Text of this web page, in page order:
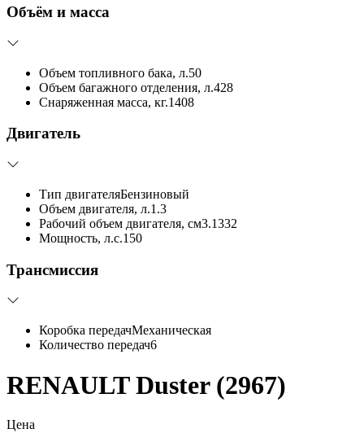
Объём и масса
Объем топливного бака, л.50
Объем багажного отделения, л.428
Снаряженная масса, кг.1408
Двигатель
Тип двигателяБензиновый
Объем двигателя, л.1.3
Рабочий объем двигателя, см3.1332
Мощность, л.с.150
Трансмиссия
Коробка передачМеханическая
Количество передач6
RENAULT Duster (2967)
Цена